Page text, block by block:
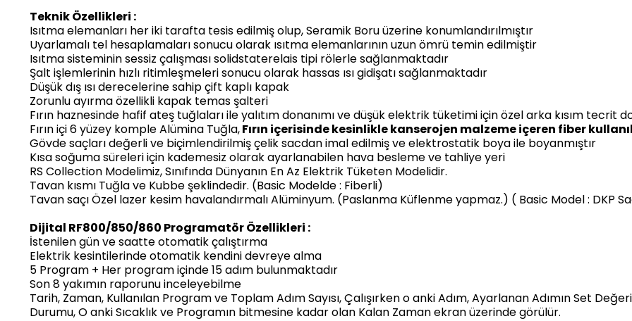
Teknik Özellikleri :
Isıtma elemanları her iki tarafta tesis edilmiş olup, Seramik Boru üzerine konumlandırılmıştır
Uyarlamalı tel hesaplamaları sonucu olarak ısıtma elemanlarının uzun ömrü temin edilmiştir
Isıtma sisteminin sessiz çalışması solidstaterelais tipi rölerle sağlanmaktadır
Şalt işlemlerinin hızlı ritimleşmeleri sonucu olarak hassas ısı gidişatı sağlanmaktadır
Düşük dış ısı derecelerine sahip çift kaplı kapak
Zorunlu ayırma özellikli kapak temas şalteri
Fırın haznesinde hafif ateş tuğlaları ile yalıtım donanımı ve düşük elektrik tüketimi için özel arka kısım tecrit
Fırın içi 6 yüzey komple Alümina Tuğla,Fırın içerisinde kesinlikle kanserojen malzeme içeren fiber
Gövde saçları değerli ve biçimlendirilmiş çelik sacdan imal edilmiş ve elektrostatik boya ile boyanmıştır
Kısa soğuma süreleri için kademesiz olarak ayarlanabilen hava besleme ve tahliye yeri
RS Collection Modelimiz, Sınıfında Dünyanın En Az Elektrik Tüketen Modelidir.
Tavan kısmı Tuğla ve Kubbe şeklindedir. (Basic Modelde : Fiberli)
Tavan saçı Özel lazer kesim havalandırmalı Alüminyum. (Paslanma Küflenme yapmaz.) ( Basic Model : DKP
Dijital RF800/850/860 Programatör Özellikleri :
İstenilen gün ve saatte otomatik çalıştırma
Elektrik kesintilerinde otomatik kendini devreye alma
5 Program + Her program içinde 15 adım bulunmaktadır
Son 8 yakımın raporunu inceleyebilme
Tarih, Zaman, Kullanılan Program ve Toplam Adım Sayısı, Çalışırken o anki Adım, Ayarlanan Adımın Set
Durumu, O anki Sıcaklık ve Programın bitmesine kadar olan Kalan Zaman ekran üzerinde görülür.